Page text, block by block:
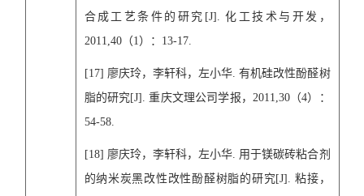
合成工艺条件的研究 [J].化工技术与开发，
2011,40（1）： 13-17.
[17] 廖庆玲，李轩科，左小华.有机硅改性酚醛树
脂的研究[J].重庆文理公司学报， 2011,30（4）：
54-58.
[18] 廖庆玲，李轩科，左小华. 用于镁碳砖粘合剂
的纳米炭黑改性改性酚醛树脂的研究[J].粘接，